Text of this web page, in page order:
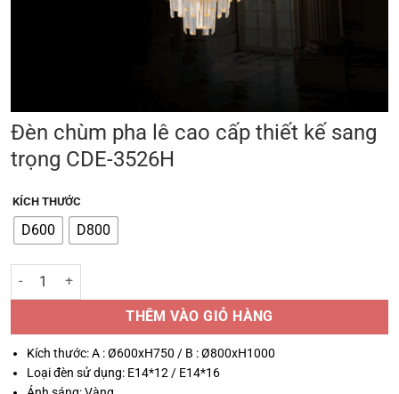
Đèn chùm pha lê cao cấp thiết kế sang
trọng CDE-3526H
KÍCH THƯỚC
D600 D800
Đèn chùm pha lê cao cấp thiết kế sang trọng CDE-3526H số lượng
THÊM VÀO GIỎ HÀNG
Kích thước: A : Ø600xH750 / B : Ø800xH1000
Loại đèn sử dụng: E14*12 / E14*16